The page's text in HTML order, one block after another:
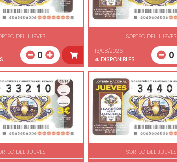
DEL JUEVES
0
SORTEO DEL JUEVES
13/08/2026
4 DISPONIBLES 0
DEL JUEVES
SORTEO DEL JUEVES